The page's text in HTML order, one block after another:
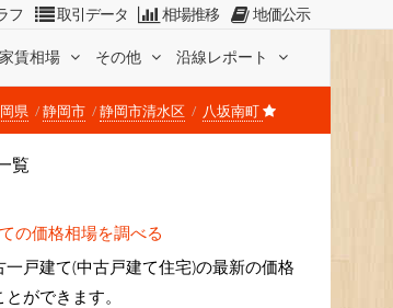
家賃相場 その他 沿線レポート
フ 取引データ 相場推移 地価公示
県 静岡市 静岡市清水区 八坂南町
覧
の価格相場を調べる
一戸建て(中古戸建て住宅)の最新の価格
ができます。